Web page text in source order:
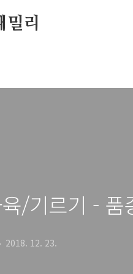
밀리
/기르기 - 품
2018. 12. 23.